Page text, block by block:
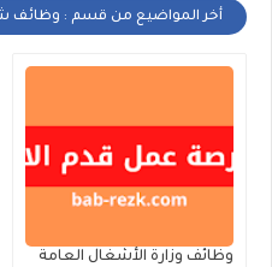
أخر المواضيع من قسم : وظائف
وظائف وزارة الأشغال العامة